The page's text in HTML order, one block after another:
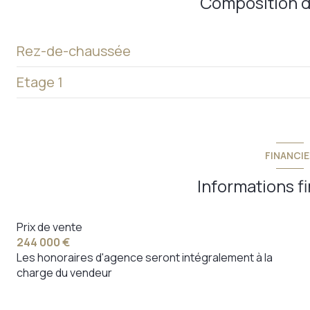
Rez-de-chaussée
entrée
salon/sejour
Chambre 1
Chambre 2
Etage 1
chambre 4
chambre 5
salon/sejour/cuisine
Informations
Prix de vente
244 000 €
Les honoraires d'agence seront intégralement à la
charge du vendeur